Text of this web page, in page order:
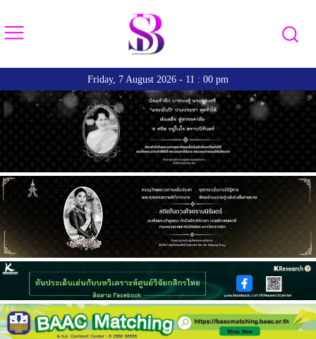
Friday, 7 August 2026 - 11 : 00 pm